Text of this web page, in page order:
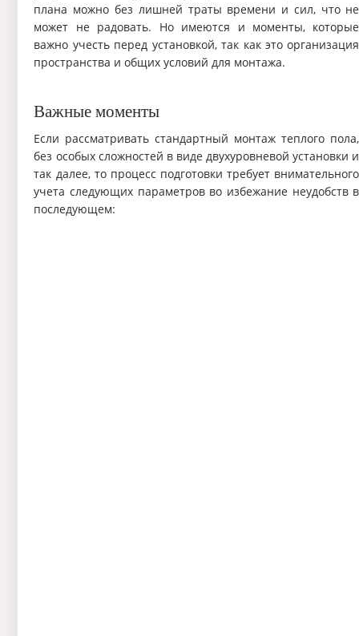
плана можно без лишней траты времени и сил, что не
может не радовать. Но имеются и моменты, которые
важно учесть перед установкой, так как это организация
пространства и общих условий для монтажа.
Важные моменты
Если рассматривать стандартный монтаж теплого пола,
без особых сложностей в виде двухуровневой установки и
так далее, то процесс подготовки требует внимательного
учета следующих параметров во избежание неудобств в
последующем: